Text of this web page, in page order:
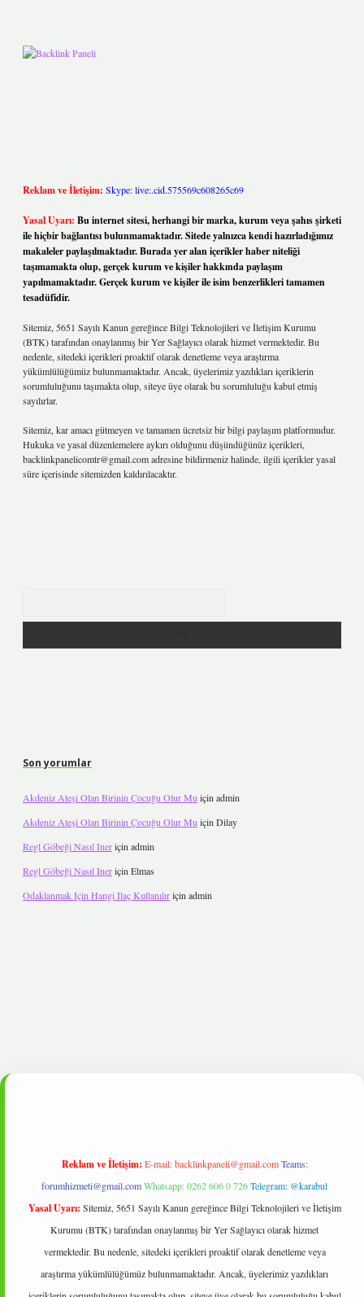
Reklam ve İletişim: Skype: live:.cid.575569c608265c69
Yasal Uyarı: Bu internet sitesi, herhangi bir marka, kurum veya şahıs şirketi
ile hiçbir bağlantısı bulunmamaktadır. Sitede yalnızca kendi hazırladığımız
makaleler paylaşılmaktadır. Burada yer alan içerikler haber niteliği
taşımamakta olup, gerçek kurum ve kişiler hakkında paylaşım
yapılmamaktadır. Gerçek kurum ve kişiler ile isim benzerlikleri tamamen
tesadüfidir.
Sitemiz, 5651 Sayılı Kanun gereğince Bilgi Teknolojileri ve İletişim Kurumu
(BTK) tarafından onaylanmış bir Yer Sağlayıcı olarak hizmet vermektedir. Bu
nedenle, sitedeki içerikleri proaktif olarak denetleme veya araştırma
yükümlülüğümüz bulunmamaktadır. Ancak, üyelerimiz yazdıkları içeriklerin
sorumluluğunu taşımakta olup, siteye üye olarak bu sorumluluğu kabul etmiş
sayılırlar.
Sitemiz, kar amacı gütmeyen ve tamamen ücretsiz bir bilgi paylaşım platformudur.
Hukuka ve yasal düzenlemelere aykırı olduğunu düşündüğünüz içerikleri,
backlinkpanelicomtr@gmail.comadresine bildirmeniz halinde, ilgili içerikler yasal
süre içerisinde sitemizden kaldırılacaktır.
Son yorumlar
Akdeniz Ateşi Olan Birinin Çocuğu Olur Mu için admin
Akdeniz Ateşi Olan Birinin Çocuğu Olur Mu için Dilay
Regl Göbeği Nasıl Ineriçin admin
Regl Göbeği Nasıl Ineriçin Elmas
Odaklanmak Için Hangi Ilaç Kullanılıriçin admin
Reklam ve İletişim: E-mail:backlinkpaneli@gmail.com Teams:
forumhizmeti@gmail.comWhatsapp: 0262 606 0 726Telegram: @karabul
Yasal Uyarı: Sitemiz, 5651 Sayılı Kanun gereğince Bilgi Teknolojileri ve İletişim
Kurumu (BTK) tarafından onaylanmış bir Yer Sağlayıcı olarak hizmet
vermektedir. Bu nedenle, sitedeki içerikleri proaktif olarak denetleme veya
araştırma yükümlülüğümüz bulunmamaktadır. Ancak, üyelerimiz yazdıkları